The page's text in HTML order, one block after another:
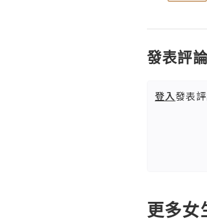
發表評
登入發表
更多女